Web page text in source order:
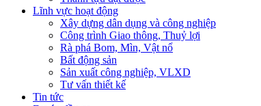
Lĩnh vực hoạt động
Xây dựng dân dụng và công nghiệp
Công trình Giao thông, Thuỷ lợi
Rà phá Bom, Mìn, Vật nổ
Bất động sản
Sản xuất công nghiệp, VLXD
Tư vấn thiết kế
Tin tức